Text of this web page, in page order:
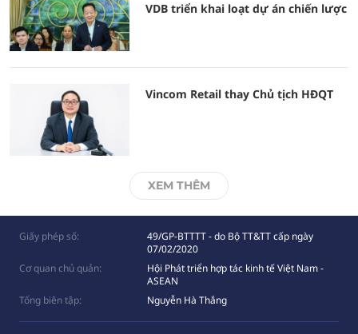
VDB triển khai loạt dự án chiến lược
Vincom Retail thay Chủ tịch HĐQT
XEM THÊM
Giấy phép số:
49/GP-BTTTT - do Bộ TT&TT cấp ngày
07/02/2020
Cơ quan chủ quản:
Hội Phát triển hợp tác kinh tế Việt Nam -
ASEAN
Tổng biên tập:
Nguyễn Hà Thắng